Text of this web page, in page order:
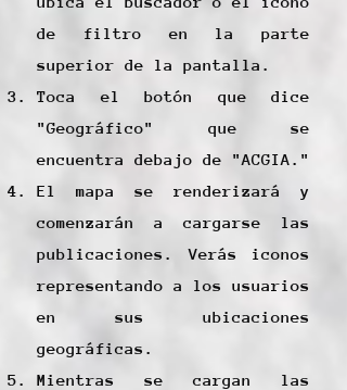
de filtro en la parte
superior de la pantalla.
Toca el botón que dice
"Geográfico" que se
encuentra debajo de "ACGIA."
El mapa se renderizará y
comenzarán a cargarse las
publicaciones. Verás iconos
representando a los usuarios
en sus ubicaciones
geográficas.
Mientras se cargan las